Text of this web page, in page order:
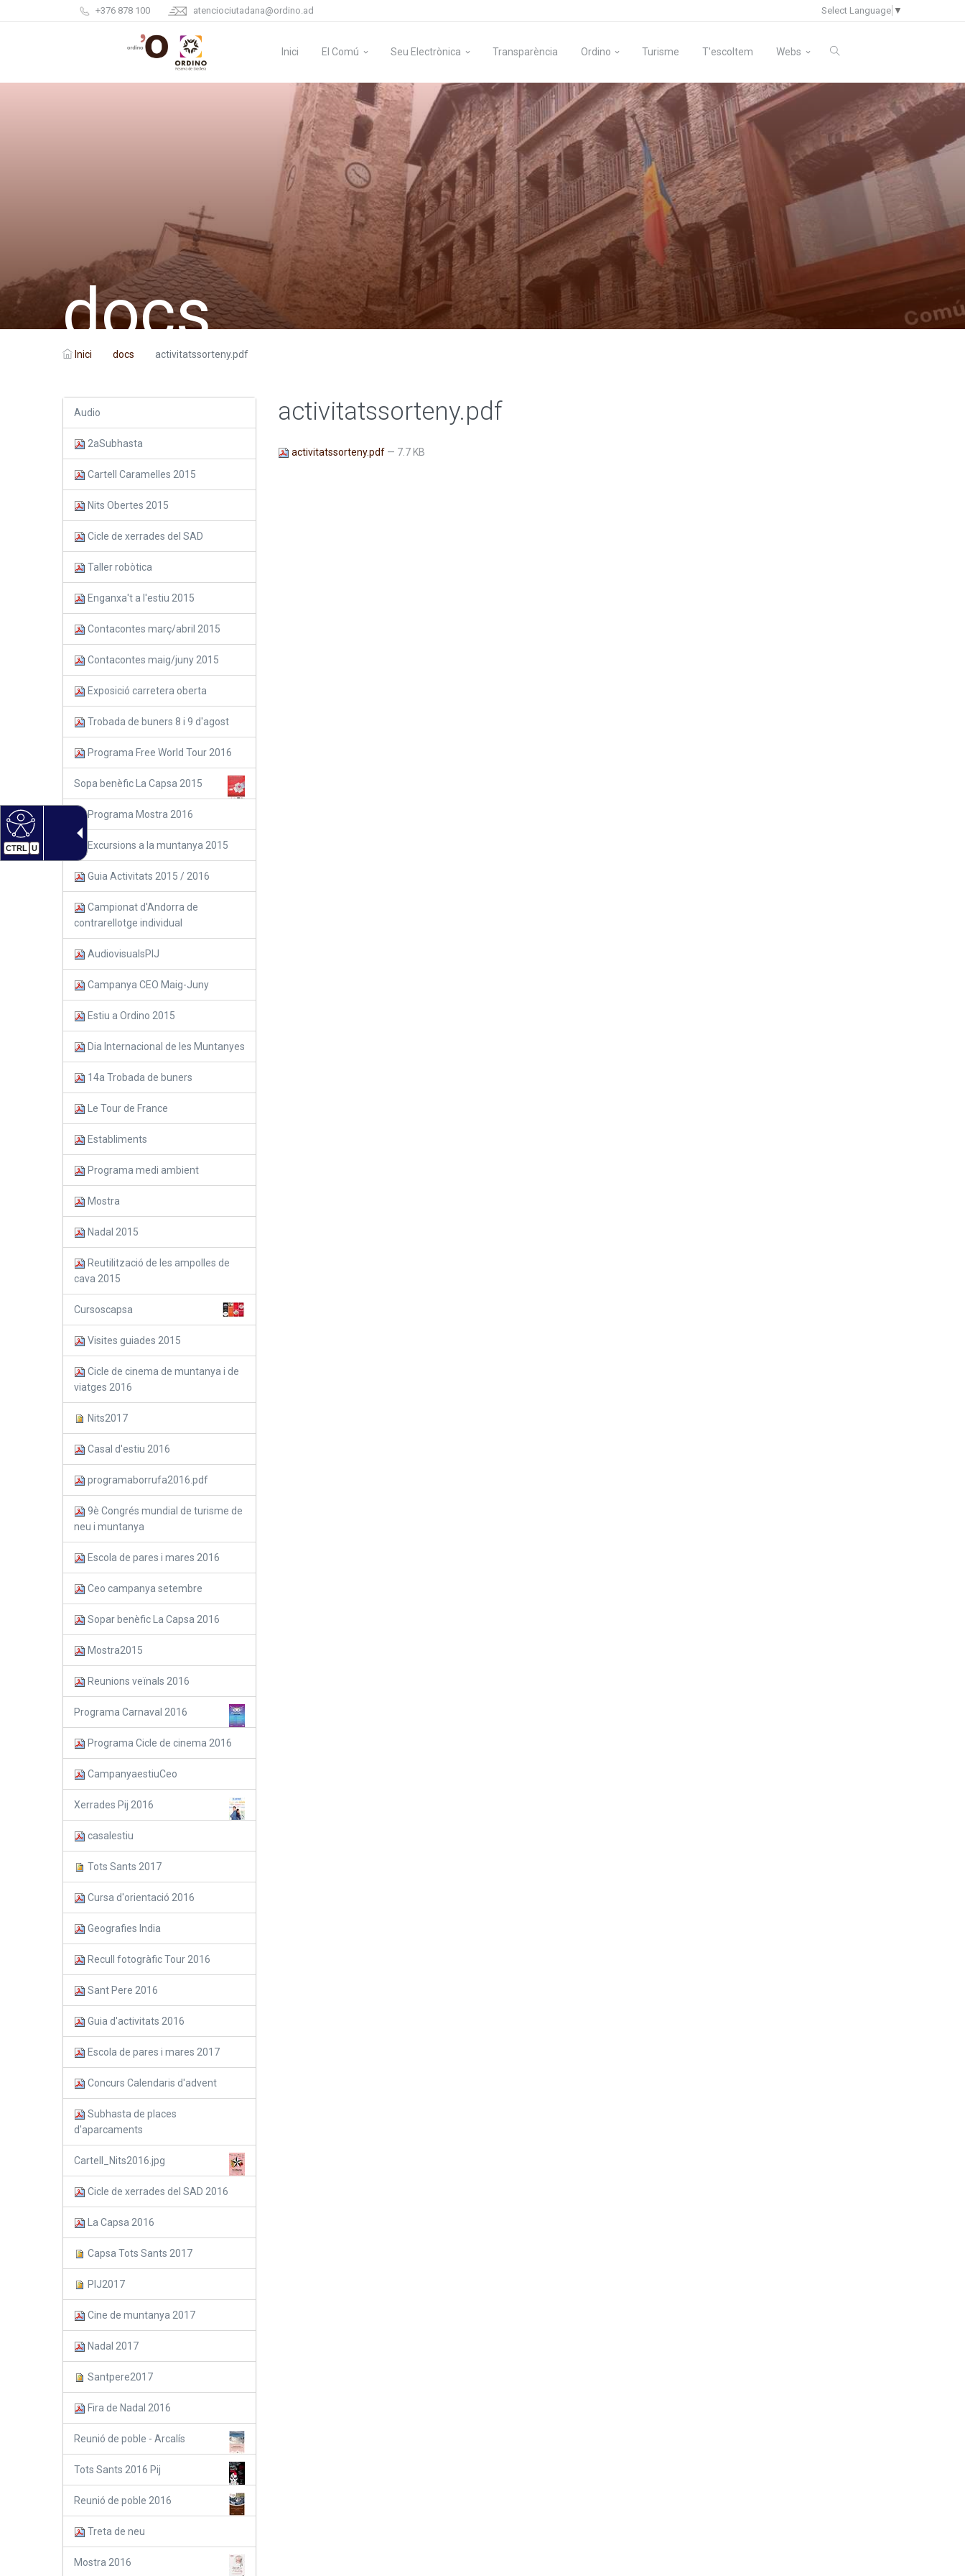
CTRL U
+376 878 100 atenciociutadana@ordino.ad Select Language ▼
Inici El Comú Seu Electrònica Transparència Ordino Turisme T'escoltem Webs
docs
Inici docs activitatssorteny.pdf
Audio
2aSubhasta
Cartell Caramelles 2015
Nits Obertes 2015
Cicle de xerrades del SAD
Taller robòtica
Enganxa't a l'estiu 2015
Contacontes març/abril 2015
Contacontes maig/juny 2015
Exposició carretera oberta
Trobada de buners 8 i 9 d'agost
Programa Free World Tour 2016
Sopa benèfic La Capsa 2015
Programa Mostra 2016
Excursions a la muntanya 2015
Guia Activitats 2015 / 2016
Campionat d'Andorra de
contrarellotge individual
AudiovisualsPIJ
Campanya CEO Maig-Juny
Estiu a Ordino 2015
Dia Internacional de les Muntanyes
14a Trobada de buners
Le Tour de France
Establiments
Programa medi ambient
Mostra
Nadal 2015
Reutilització de les ampolles de
cava 2015
Cursoscapsa
Visites guiades 2015
Cicle de cinema de muntanya i de
viatges 2016
Nits2017
Casal d'estiu 2016
programaborrufa2016.pdf
9è Congrés mundial de turisme de
neu i muntanya
Escola de pares i mares 2016
Ceo campanya setembre
Sopar benèfic La Capsa 2016
Mostra2015
Reunions veïnals 2016
Programa Carnaval 2016
Programa Cicle de cinema 2016
CampanyaestiuCeo
Xerrades Pij 2016
casalestiu
Tots Sants 2017
Cursa d'orientació 2016
Geografies India
Recull fotogràfic Tour 2016
Sant Pere 2016
Guia d'activitats 2016
Escola de pares i mares 2017
Concurs Calendaris d'advent
Subhasta de places
d'aparcaments
Cartell_Nits2016.jpg
Cicle de xerrades del SAD 2016
La Capsa 2016
Capsa Tots Sants 2017
PIJ2017
Cine de muntanya 2017
Nadal 2017
Santpere2017
Fira de Nadal 2016
Reunió de poble - Arcalís
Tots Sants 2016 Pij
Reunió de poble 2016
Treta de neu
Mostra 2016
activitatssorteny.pdf
activitatssorteny.pdf — 7.7 KB